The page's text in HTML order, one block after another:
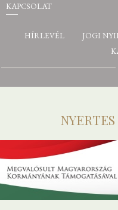
KAPCSOLAT
HÍRLEVÉL JOGI